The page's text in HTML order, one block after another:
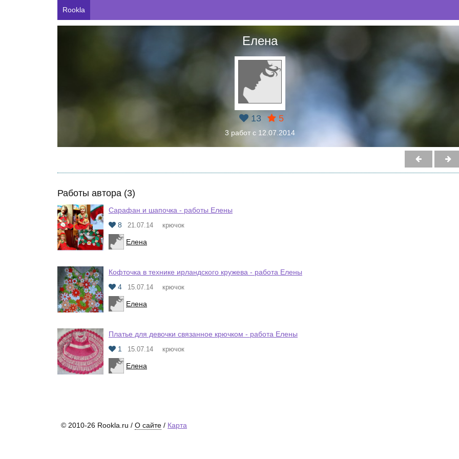
Rookla
Елена
13 5
3 работ с 12.07.2014
Работы автора (3)
Сарафан и шапочка - работы Елены
8
21.07.14 крючок
Елена
Кофточка в технике ирландского кружева - работа Елены
4
15.07.14 крючок
Елена
Платье для девочки связанное крючком - работа Елены
1
15.07.14 крючок
Елена
© 2010-26 Rookla.ru / О сайте / Карта